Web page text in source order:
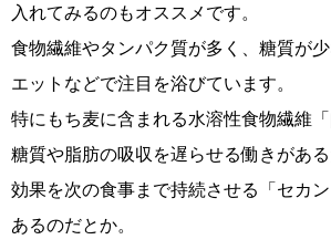
入れてみるのもオススメです。
食物繊維やタンパク質が多く、糖質が
エットなどで注目を浴びています。
特にもち麦に含まれる水溶性食物繊維「
糖質や脂肪の吸収を遅らせる働きがあ
効果を次の食事まで持続させる「セカ
あるのだとか。